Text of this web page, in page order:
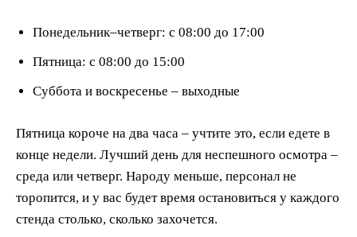
Понедельник–четверг: с 08:00 до 17:00
Пятница: с 08:00 до 15:00
Суббота и воскресенье – выходные
Пятница короче на два часа – учтите это, если едете в
конце недели. Лучший день для неспешного осмотра –
среда или четверг. Народу меньше, персонал не
торопится, и у вас будет время остановиться у каждого
стенда столько, сколько захочется.